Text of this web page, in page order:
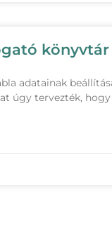
könyvtár
adatainak
úgy tervezték,